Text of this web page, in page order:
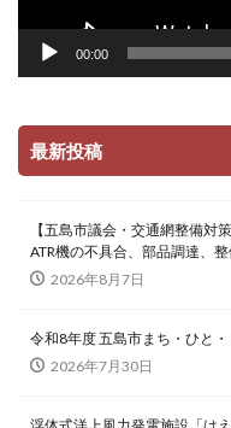
00:00
最新投稿
【五島市議会・交通網整備
ATR機の不具合、部品調達、
2026年8月7日
令和8年度 五島市まち・ひと
2026年7月30日